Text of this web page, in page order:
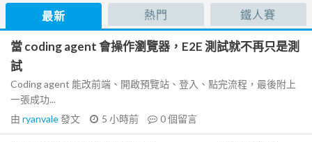
最新 熱門 鐵人賽
當 coding agent 會操作瀏覽器，E2E 測試就不再只是測
試
Coding agent 能改前端、開啟預覽站、登入、點完流程，最後附上
一張成功...
由 ryanvale發文 5 小時前 0個留言